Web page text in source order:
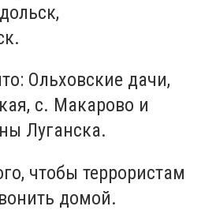
Ольховские дачи,
с. Макарово и
Луганска.
чтобы террористам
домой.